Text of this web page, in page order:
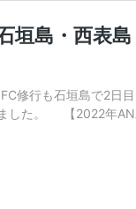
垣島・西表
修行も石垣島で2日
した。 【2022年